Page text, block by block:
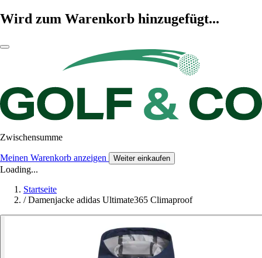
Wird zum Warenkorb hinzugefügt...
Zwischensumme
Meinen Warenkorb anzeigen Weiter einkaufen
Loading...
Startseite
/ Damenjacke adidas Ultimate365 Climaproof